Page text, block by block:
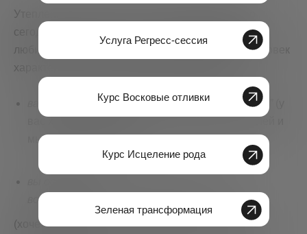
Курс Исцеление рода
Зеленая трансформация
Услуга Регресс-сессия
Курс Восковые отливки
Утепление крыш, конечно, тема волнующая, но
сегодня поговорим о ментальном здоровье себя
любимых. Отметим, что психически здоровый человек
характеризуется следующими признаками:
ваше общее самочувствие с пометкой “норма”
мыслей убить соседа.)
возможности.
(хочется, конечно стать директором банка, но вы